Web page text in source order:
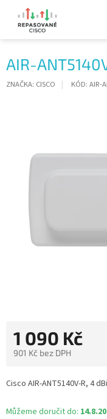
obsah
AIR-
ZNAČKA: CISCO KÓD: AIR-
1 090 Kč
901 Kč bez DPH
cena:
Můžeme doručit do:
Cisco AIR-ANT5140V-R, 4 dBi